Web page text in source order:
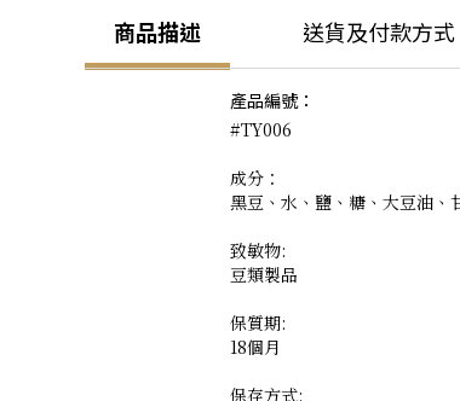
商品描述 送貨及付款方式
產品編號：
#TY006
成分：
黑豆、水、鹽、糖、大豆油、
致敏物:
豆類製品
保質期:
18個月
保存方式: